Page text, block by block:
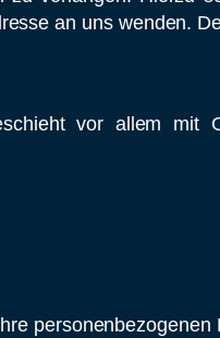
an uns wenden.
vor allem mit
personenbezogenen